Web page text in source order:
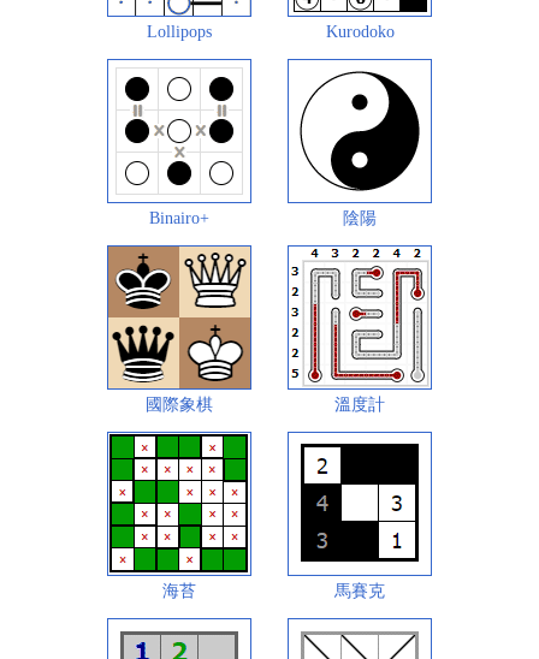
Lollipops Kurodoko
Binairo+ 陰陽
國際象棋 溫度計
海苔 馬賽克